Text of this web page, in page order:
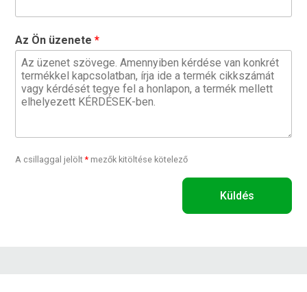
Az Ön üzenete
A csillaggal jelölt* mezők kitöltése kötelező
Küldés